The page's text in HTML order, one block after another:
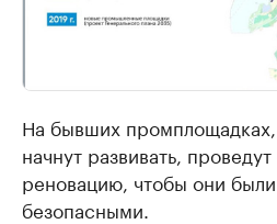
На бывших
начнут развивать,
реновацию, чтобы они
безопасными.